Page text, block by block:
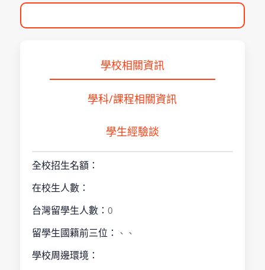
學校相關資訊
學科/課程相關資訊
學生經驗談
全校招生名額：
在校生人數：
台灣留學生人數： 0
留學生國籍前三位： 、、
學校周邊環境：